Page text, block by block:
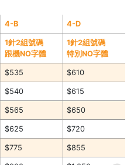
4-B 4-D
1針2組號碼
跟機NO字體
1針2組號碼
特別NO字體
$535 $610
$540 $615
$565 $650
$625 $720
$775 $855